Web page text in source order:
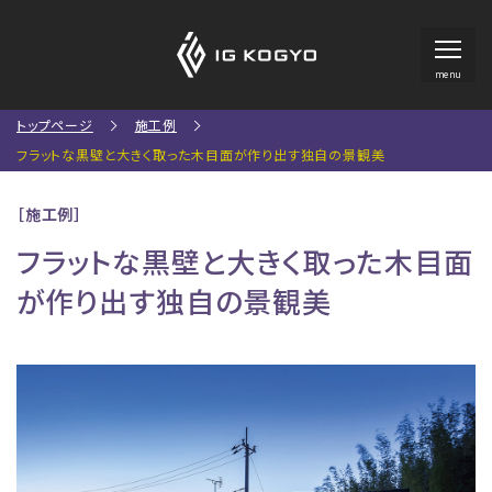
menu
トップページ
施工例
フラットな黒壁と大きく取った木目面が作り出す独自の景観美
［施工例］
フラットな黒壁と大きく取った木目面
が作り出す独自の景観美